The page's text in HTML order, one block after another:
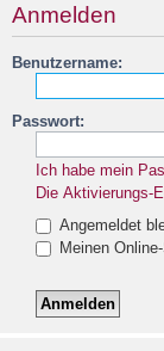
Anmelden
Benutzername:
Passwort:
Ich habe mein
Die Aktivierungs-
Angemeldet
Meinen